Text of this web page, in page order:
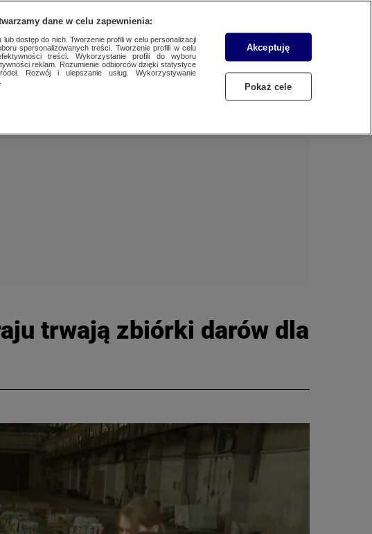
Dzień dobry!
ZALOGUJ SIĘ
trwają zbiórki darów dla
dane w celu zapewnienia:
dostęp do nich. Tworzenie profili w celu personalizacji
spersonalizowanych treści. Tworzenie profili w celu
treści. Wykorzystanie profili do wyboru
reklam. Rozumienie odbiorców dzięki statystyce
Rozwój i ulepszanie usług. Wykorzystywanie
Akceptuję
Pokaż cele